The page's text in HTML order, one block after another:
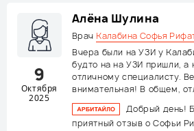
9
Октября
2025
Алёна Шулина
Врач Калабина Софья
Вчера были на УЗИ у
будто на на УЗИ пришли, а
отличному специалисту.
внимательная! В общем,
Добрый день!
приятный отзыв о Софьи